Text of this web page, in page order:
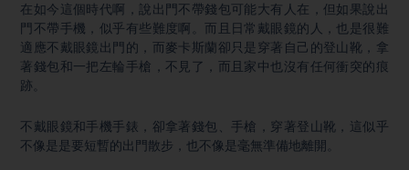
在如今這個時代啊，說出門不帶錢包可能大有人在，但如果說出
門不帶手機，似乎有些難度啊。而且日常戴眼鏡的人，也是很難
適應不戴眼鏡出門的，而麥卡斯蘭卻只是穿著自己的登山靴，拿
著錢包和一把左輪手槍，不見了，而且家中也沒有任何衝突的痕
跡。
不戴眼鏡和手機手錶，卻拿著錢包、手槍，穿著登山靴，這似乎
不像是是要短暫的出門散步，也不像是毫無準備地離開。